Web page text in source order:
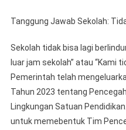
​Tanggung Jawab Sekolah:
​Sekolah tidak bisa lagi
luar jam sekolah” atau “Kami
​Pemerintah telah
Tahun 2023 tentang
Lingkungan Satuan
untuk memebentuk Tim